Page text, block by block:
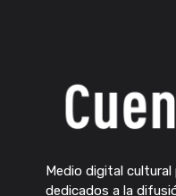
Medio digital cultural
dedicados a la